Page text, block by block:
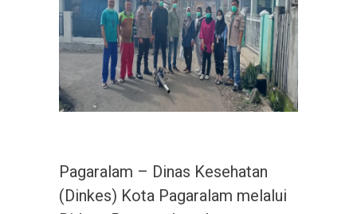
Pagaralam – Dinas Kesehatan
(Dinkes) Kota Pagaralam melalui